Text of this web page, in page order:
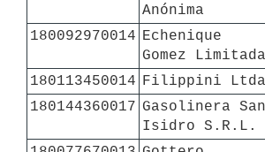
Anónima
180092970014 Echenique
Gomez Limitada
180113450014 Filippini Ltda
180144360017 Gasolinera San
Isidro S.R.L.